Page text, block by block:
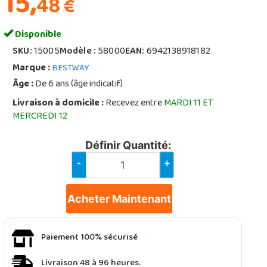
48€
Disponible
SKU:15005Modèle :58000EAN:6942138918182
Marque :BESTWAY
Âge :De 6 ans (âge indicatif)
Livraison à domicile :Recevez entreMARDI 11 ET
MERCREDI 12
Définir Quantité:
- +
Acheter Maintenant
Paiement 100% sécurisé
Livraison 48 à 96 heures.